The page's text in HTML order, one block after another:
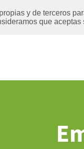
y de terceros
que